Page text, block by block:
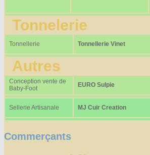
Tonnelerie
Tonnellerie Tonnellerie Vinet
Autres
Conception vente de
Baby-Foot
EURO Sulpie
Sellerie Artisanale MJ Cuir Creation
Commerçants